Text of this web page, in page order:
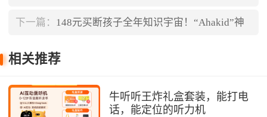
集，一单怒省800+会员费！
下一篇： 148元买断孩子全年知识宇宙！“Ahakid”神
相关推荐
牛听听王炸礼盒套装，能打电
话，能定位的听力机